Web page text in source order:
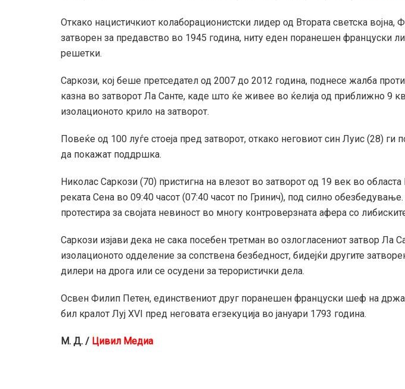
Откако нацистичкиот колаборационистски лидер од Втората светска војна,
затворен за предавство во 1945 година, ниту еден поранешен француски
решетки.
Саркози, кој беше претседател од 2007 до 2012 година, поднесе жалба
казна во затворот Ла Санте, каде што ќе живее во ќелија од приближно 9
изолационото крило на затворот.
Повеќе од 100 луѓе стоеја пред затворот, откако неговиот син Луис (28) ги
да покажат поддршка.
Николас Саркози (70) пристигна на влезот во затворот од 19 век во
реката Сена во 09:40 часот (07:40 часот по Гринич), под силно
протестира за својата невиност во многу контроверзната афера со
Саркози изјави дека не сака посебен третман во озлогласениот затвор Ла
изолационото одделение за сопствена безбедност, бидејќи другите
дилери на дрога или се осудени за терористички дела.
Освен Филип Петен, единствениот друг поранешен француски шеф на
бил кралот Луј XVI пред неговата егзекуција во јануари 1793 година.
М. Д. / Цивил Медиа